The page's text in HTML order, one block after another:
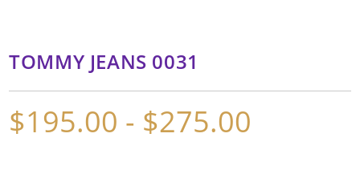
TOMMY JEANS 0031
$195.00 - $275.00